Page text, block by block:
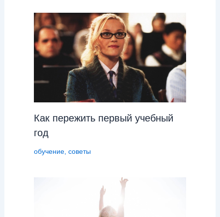
Как пережить первый учебный
год
обучение, советы